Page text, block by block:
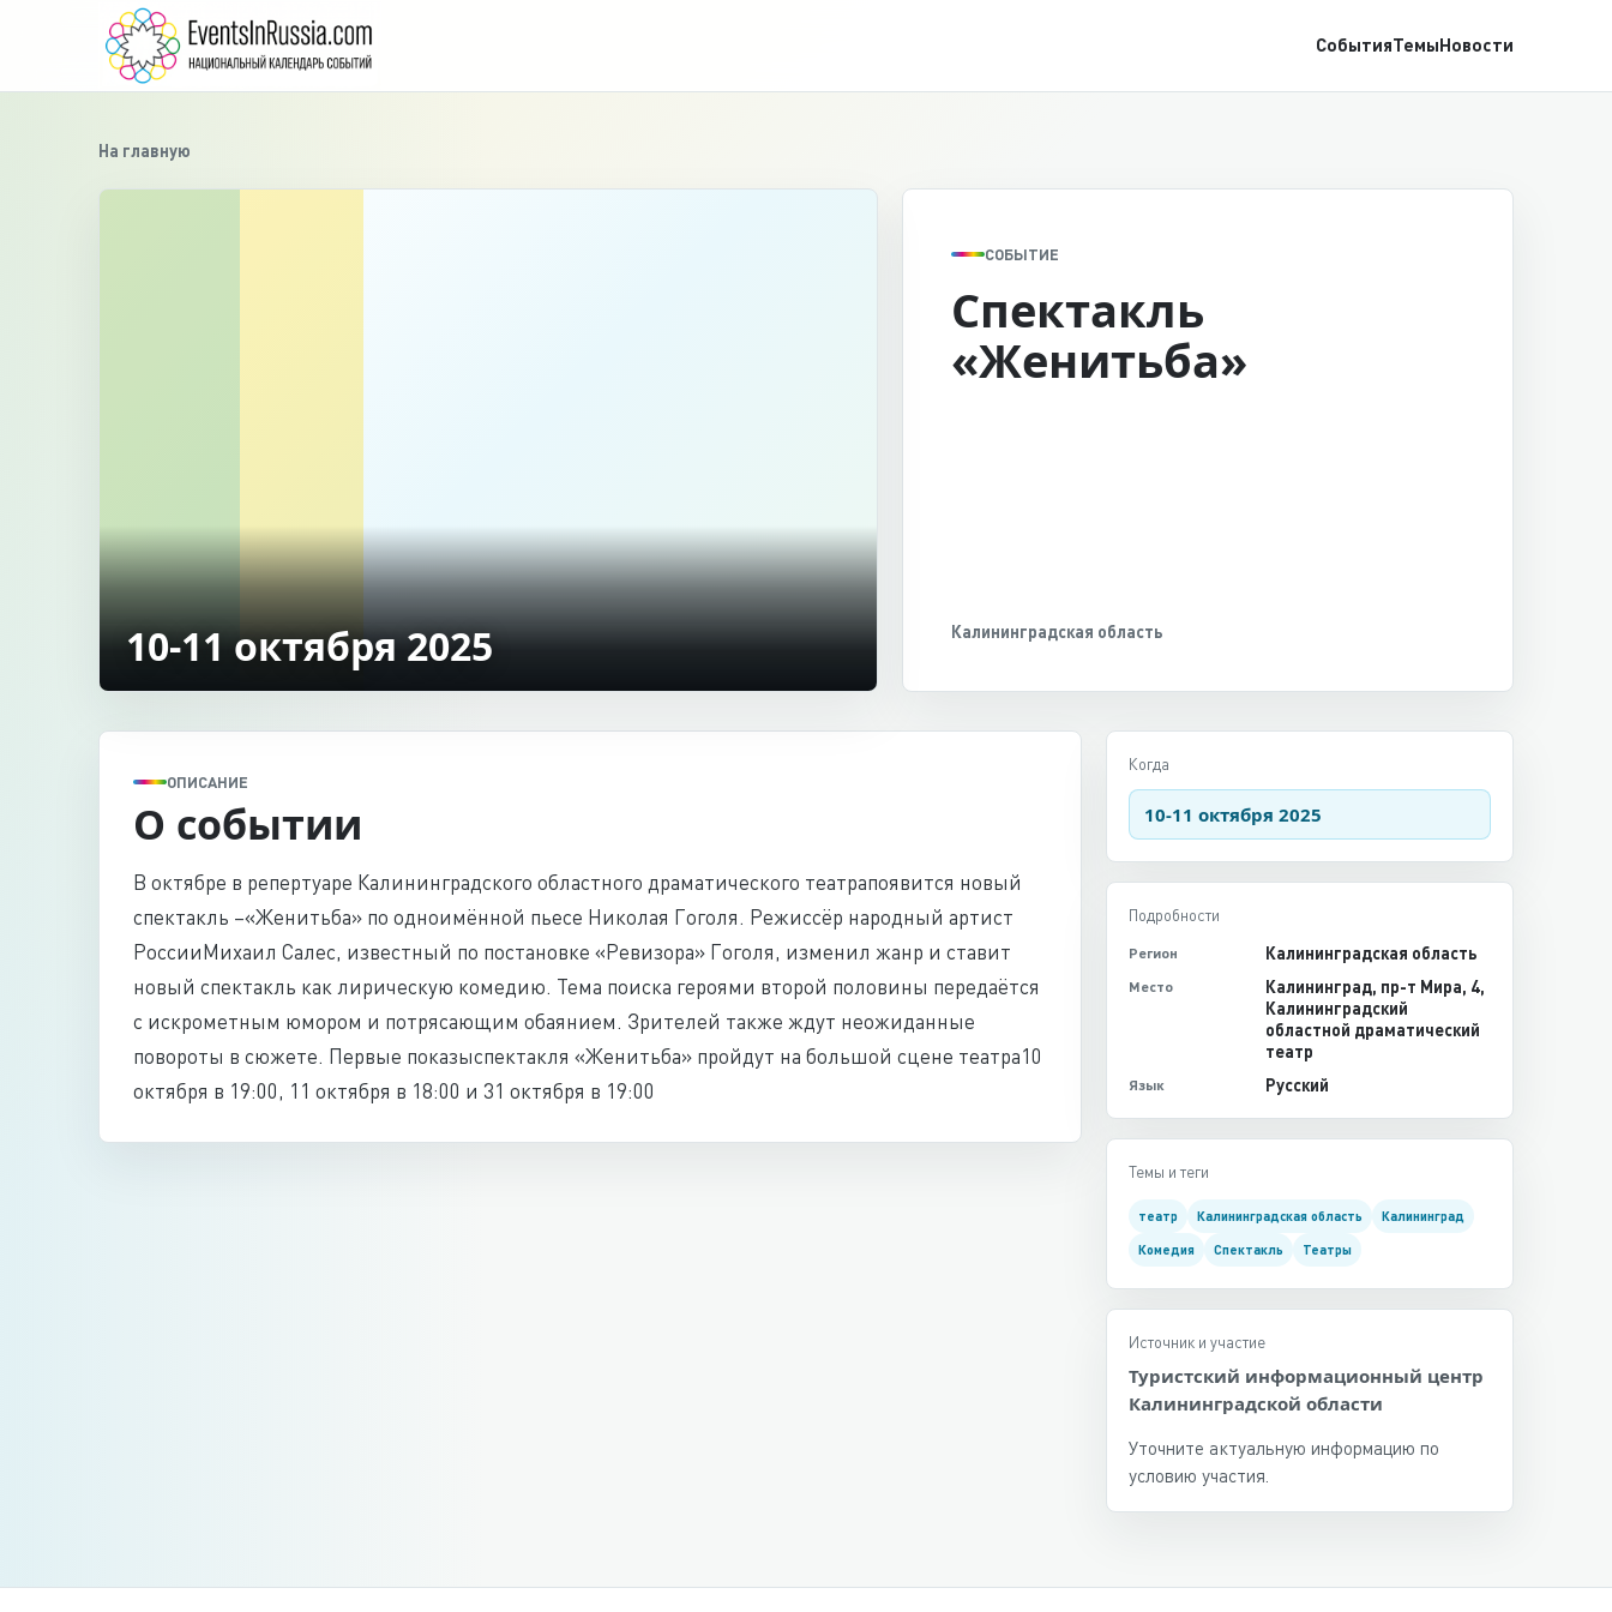
СобытияТемыНовости
На главную
10-11 октября 2025
СОБЫТИЕ
Спектакль
«Женитьба»
Калининградская область
ОПИСАНИЕ
О событии
В октябре в репертуаре Калининградского областного драматического театрапоявится новый
спектакль –«Женитьба» по одноимённой пьесе Николая Гоголя. Режиссёр народный артист
РоссииМихаил Салес, известный по постановке «Ревизора» Гоголя, изменил жанр и ставит
новый спектакль как лирическую комедию. Тема поиска героями второй половины передаётся
с искрометным юмором и потрясающим обаянием. Зрителей также ждут неожиданные
повороты в сюжете. Первые показыспектакля «Женитьба» пройдут на большой сцене театра10
октября в 19:00, 11 октября в 18:00 и 31 октября в 19:00
Когда
10-11 октября 2025
Подробности
Регион Калининградская область
Место
Калининград, пр-т Мира, 4,
Калининградский
областной драматический
театр
Язык Русский
Темы и теги
театр Калининградская область Калининград
Комедия Спектакль Театры
Источник и участие
Туристский информационный центр
Калининградской области
Уточните актуальную информацию по
условию участия.